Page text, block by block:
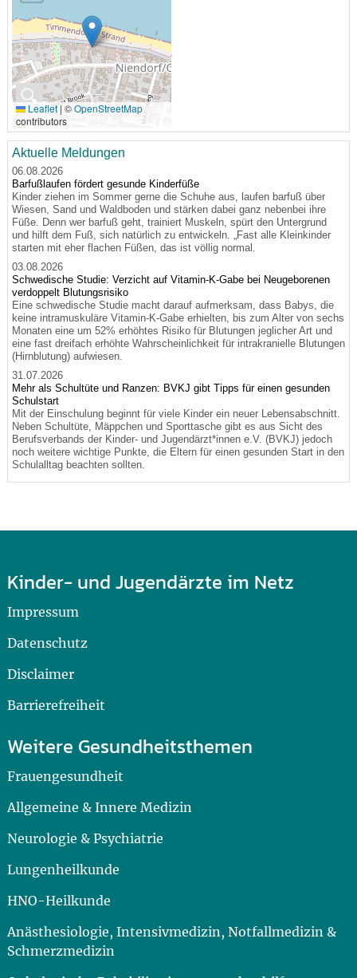
🔍
Leaflet|©OpenStreetMap
contributors
Aktuelle Meldungen
06.08.2026
Barfußlaufen fördert gesunde Kinderfüße
Kinder ziehen im Sommer gerne die Schuhe aus, laufen barfuß über
Wiesen, Sand und Waldboden und stärken dabei ganz nebenbei ihre
Füße. Denn wer barfuß geht, trainiert Muskeln, spürt den Untergrund
und hilft dem Fuß, sich natürlich zu entwickeln. „Fast alle Kleinkinder
starten mit eher flachen Füßen, das ist völlig normal.
03.08.2026
Schwedische Studie: Verzicht auf Vitamin-K-Gabe bei Neugeborenen
verdoppelt Blutungsrisiko
Eine schwedische Studie macht darauf aufmerksam, dass Babys, die
keine intramuskuläre Vitamin-K-Gabe erhielten, bis zum Alter von sechs
Monaten eine um 52% erhöhtes Risiko für Blutungen jeglicher Art und
eine fast dreifach erhöhte Wahrscheinlichkeit für intrakranielle Blutungen
(Hirnblutung) aufwiesen.
31.07.2026
Mehr als Schultüte und Ranzen: BVKJ gibt Tipps für einen gesunden
Schulstart
Mit der Einschulung beginnt für viele Kinder ein neuer Lebensabschnitt.
Neben Schultüte, Mäppchen und Sporttasche gibt es aus Sicht des
Berufsverbands der Kinder- und Jugendärzt*innen e.V. (BVKJ) jedoch
noch weitere wichtige Punkte, die Eltern für einen gesunden Start in den
Schulalltag beachten sollten.
Kinder- und Jugendärzte im Netz
Impressum
Datenschutz
Disclaimer
Barrierefreiheit
Weitere Gesundheitsthemen
Frauengesundheit
Allgemeine & Innere Medizin
Neurologie & Psychiatrie
Lungenheilkunde
HNO-Heilkunde
Anästhesiologie, Intensivmedizin, Notfallmedizin &
Schmerzmedizin